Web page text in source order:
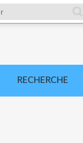
RECHERCHE